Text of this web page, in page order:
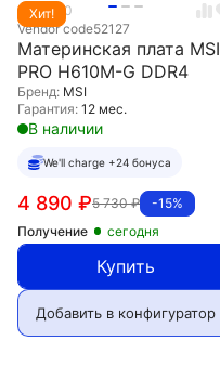
Хит!
0.0
0
Vendor code52127
Материнская плата MSI
PRO H610M-G DDR4
Бренд: MSI
Гарантия: 12 мес.
В наличии
We'll charge +24 бонуса
-15%
5 730₽
4 890 ₽
Получение сегодня
Купить
Добавить в конфигуратор